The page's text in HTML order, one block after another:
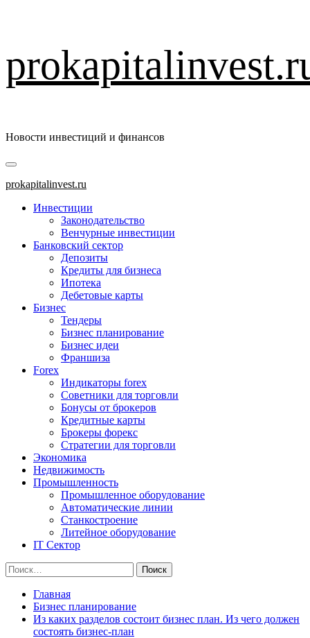
к
содержимому
Новости инвестиций и финансов
Основное
меню
prokapitalinvest.ru
Инвестиции
Законодательство
Венчурные инвестиции
Банковский сектор
Депозиты
Кредиты для бизнеса
Ипотека
Дебетовые карты
Бизнес
Тендеры
Бизнес планирование
Бизнес идеи
Франшиза
Forex
Индикаторы forex
Советники для торговли
Бонусы от брокеров
Кредитные карты
Брокеры форекс
Стратегии для торговли
Экономика
Недвижимость
Промышленность
Промышленное оборудование
Автоматические линии
Станкостроение
Литейное оборудование
IT Сектор
Найти:
Главная
Бизнес планирование
Из каких разделов состоит бизнес план. Из чего должен
состоять бизнес-план